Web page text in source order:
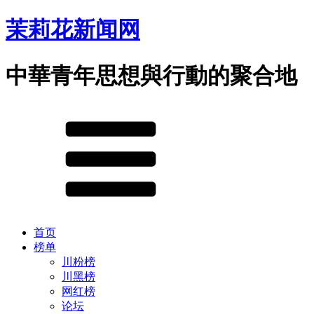
茉莉花新闻网
中華青年思想與行動的聚合地
首页
榜单
川粉榜
川黑榜
网红榜
论坛